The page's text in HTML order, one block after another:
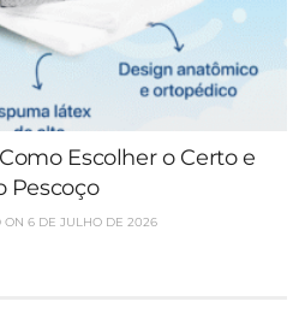
Escolher o Certo e
Pescoço
6 DE JULHO DE 2026